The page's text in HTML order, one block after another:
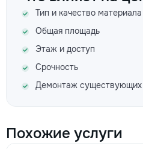
Тип и качество материала
Общая площадь
Этаж и доступ
Срочность
Демонтаж существующих
Похожие услуги